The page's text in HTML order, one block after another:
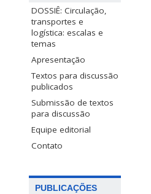
DOSSIÊ: Circulação,
transportes e
logística: escalas e
temas
Apresentação
Textos para discussão
publicados
Submissão de textos
para discussão
Equipe editorial
Contato
PUBLICAÇÕES